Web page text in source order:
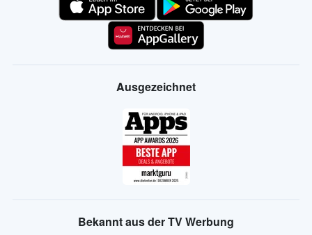
Ausgezeichnet
Bekannt aus der TV Werbung